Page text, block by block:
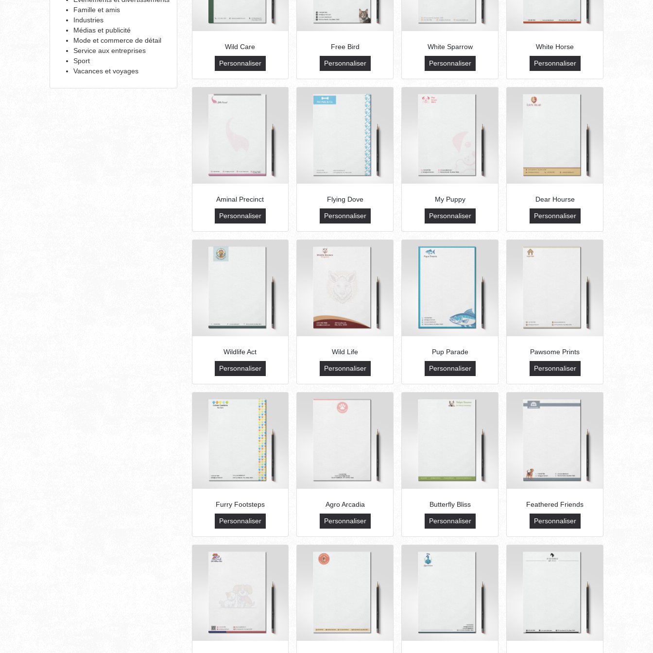
Famille et amis
Industries
Médias et publicité
Mode et commerce de détail
Service aux entreprises
Sport
Vacances et voyages
Wild Care
Personnaliser
Free Bird
Personnaliser
White Sparrow
Personnaliser
White Horse
Personnaliser
Aminal Precinct
Personnaliser
Flying Dove
Personnaliser
My Puppy
Personnaliser
Dear Hourse
Personnaliser
Wildlife Act
Personnaliser
Wild Life
Personnaliser
Pup Parade
Personnaliser
Pawsome Prints
Personnaliser
Furry Footsteps
Personnaliser
Agro Arcadia
Personnaliser
Butterfly Bliss
Personnaliser
Feathered Friends
Personnaliser